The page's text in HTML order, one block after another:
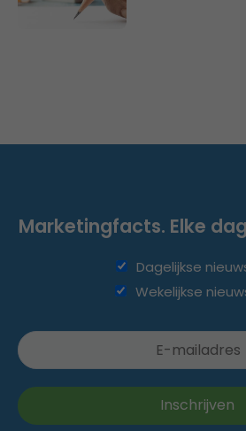
Marketingfacts. Elke
Dagelijkse
Wekelijkse